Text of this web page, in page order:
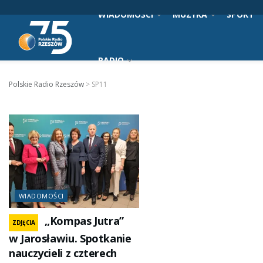
WIADOMOŚCI MUZYKA SPORT
RADIO
Polskie Radio Rzeszów > SP11
WIADOMOŚCI
ZDJĘCIA
„Kompas Jutra”
w Jarosławiu. Spotkanie
nauczycieli z czterech